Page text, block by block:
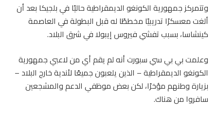
وتتمركز جمهورية الكونغو الديمقراطية حاليًا في بلجيكا بعد أن
ألغت معسكرًا تدريبيًا مخططًا له قبل البطولة في العاصمة
كينشاسا، بسبب تفشي فيروس إيبولا في شرق البلاد.
وعلمت بي بي سي سبورت أنه لم يقم أي من لاعبي جمهورية
الكونغو الديمقراطية – الذين يلعبون جميعًا لأندية خارج البلاد –
بزيارة وطنهم مؤخرًا، لكن بعض موظفي الدعم والمشجعين
سافروا من هناك.